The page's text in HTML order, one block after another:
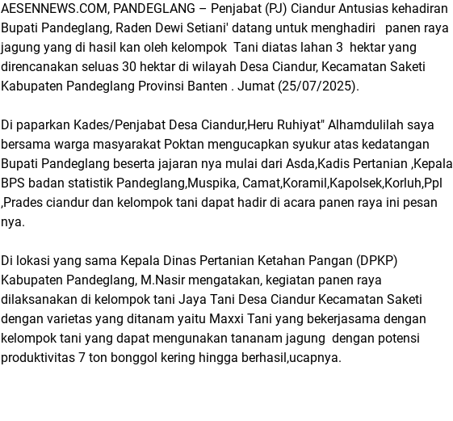
AESENNEWS.COM, PANDEGLANG – Penjabat (PJ) Ciandur Antusias kehadiran
Bupati Pandeglang, Raden Dewi Setiani' datang untuk menghadiri panen raya
jagung yang di hasil kan oleh kelompok Tani diatas lahan 3 hektar yang
direncanakan seluas 30 hektar di wilayah Desa Ciandur, Kecamatan Saketi
Kabupaten Pandeglang Provinsi Banten . Jumat (25/07/2025).
Di paparkan Kades/Penjabat Desa Ciandur,Heru Ruhiyat" Alhamdulilah saya
bersama warga masyarakat Poktan mengucapkan syukur atas kedatangan
Bupati Pandeglang beserta jajaran nya mulai dari Asda,Kadis Pertanian ,Kepala
BPS badan statistik Pandeglang,Muspika, Camat,Koramil,Kapolsek,Korluh,Ppl
,Prades ciandur dan kelompok tani dapat hadir di acara panen raya ini pesan
nya.
Di lokasi yang sama Kepala Dinas Pertanian Ketahan Pangan (DPKP)
Kabupaten Pandeglang, M.Nasir mengatakan, kegiatan panen raya
dilaksanakan di kelompok tani Jaya Tani Desa Ciandur Kecamatan Saketi
dengan varietas yang ditanam yaitu Maxxi Tani yang bekerjasama dengan
kelompok tani yang dapat mengunakan tananam jagung dengan potensi
produktivitas 7 ton bonggol kering hingga berhasil,ucapnya.